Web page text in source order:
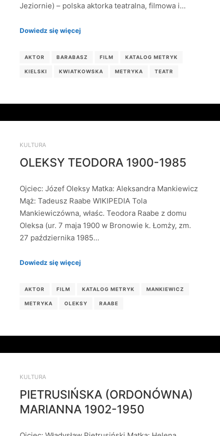
Jeziornie) – polska aktorka teatralna, filmowa i…
Dowiedz się więcej
AKTOR BARABASZ FILM KATALOG METRYK
KIELSKI KWIATKOWSKA METRYKA TEATR
KULTURA
OLEKSY TEODORA 1900-1985
Ojciec: Józef Oleksy Matka: Aleksandra Mankiewicz
Mąż: Tadeusz Raabe WIKIPEDIA Tola
Mankiewiczówna, właśc. Teodora Raabe z domu
Oleksa (ur. 7 maja 1900 w Bronowie k. Łomży, zm.
27 października 1985…
Dowiedz się więcej
AKTOR FILM KATALOG METRYK MANKIEWICZ
METRYKA OLEKSY RAABE
KULTURA
PIETRUSIŃSKA (ORDONÓWNA)
MARIANNA 1902-1950